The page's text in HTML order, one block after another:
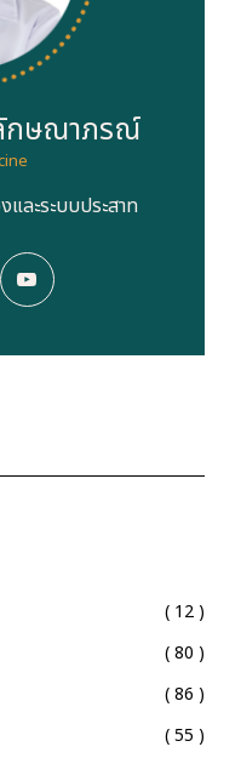
กษณาภรณ์
ละระบบประสาท
( 12 )
( 80 )
( 86 )
( 55 )